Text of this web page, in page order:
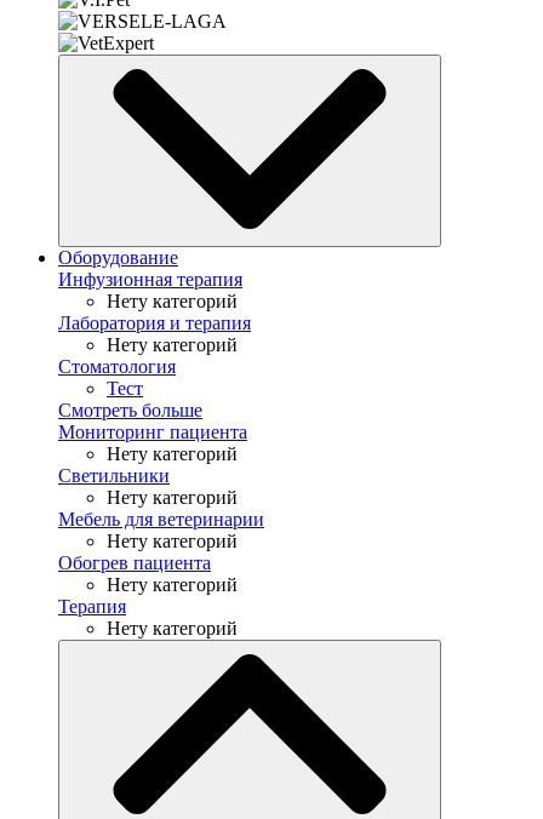
Оборудование
Инфузионная терапия
Нету категорий
Лаборатория и терапия
Нету категорий
Стоматология
Тест
Смотреть больше
Мониторинг пациента
Нету категорий
Светильники
Нету категорий
Мебель для ветеринарии
Нету категорий
Обогрев пациента
Нету категорий
Терапия
Нету категорий